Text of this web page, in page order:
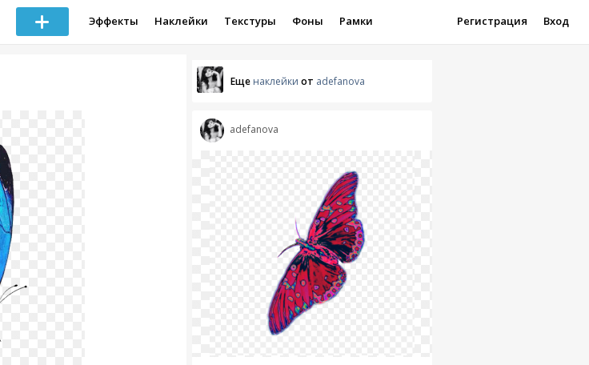
Эффекты Наклейки Текстуры Фоны Рамки Регистрация Вход
Еще наклейки от adefanova
adefanova